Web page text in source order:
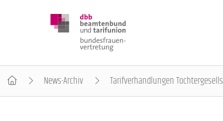
News-Archiv Tarifverhandlungen